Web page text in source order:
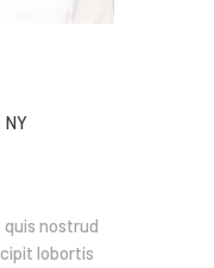
NY
quis nostrud
lobortis